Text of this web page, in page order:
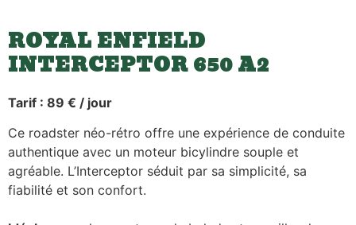
ROYAL ENFIELD
INTERCEPTOR 650 A2
Tarif : 89 € / jour
Ce roadster néo-rétro offre une expérience de conduite
authentique avec un moteur bicylindre souple et
agréable. L’Interceptor séduit par sa simplicité, sa
fiabilité et son confort.